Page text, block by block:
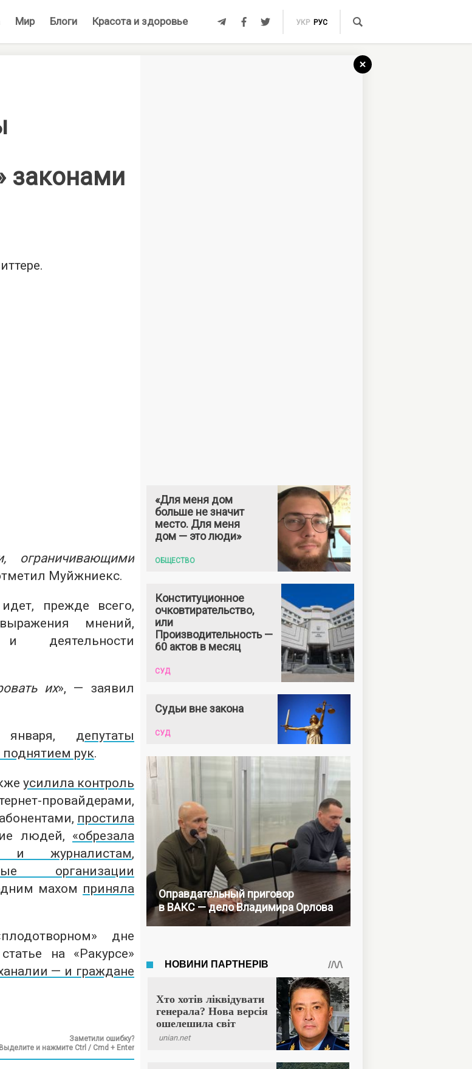
Мир Блоги Красота и здоровье УКР РУС
законами
ограничивающими
Муйжниекс.
прежде всего,
мнений,
деятельности
их», — заявил
января, депутаты
поднятием рук.
усилила контроль
провайдерами,
простила
людей, «обрезала
и журналистам,
организации
махом приняла
дне
на «Ракурсе»
— и граждане
Заметили ошибку?
Выделите и нажмите Ctrl / Cmd + Enter
«Для меня дом
больше не значит
место. Для меня
дом — это люди»
ОБЩЕСТВО
Конституционное
очковтирательство,
или
Производительность —
60 актов в месяц
СУД
Судьи вне закона
СУД
Оправдательный приговор
в ВАКС — дело Владимира Орлова